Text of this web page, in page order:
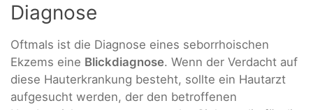
Diagnose
Oftmals ist die Diagnose eines seborrhoischen
Ekzems eine Blickdiagnose. Wenn der Verdacht auf
diese Hauterkrankung besteht, sollte ein Hautarzt
aufgesucht werden, der den betroffenen